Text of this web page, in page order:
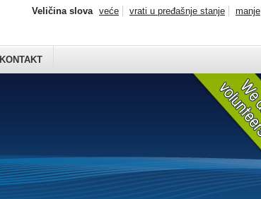
KONTAKT
Veličina slova veće vrati u pređašnje stanje manje